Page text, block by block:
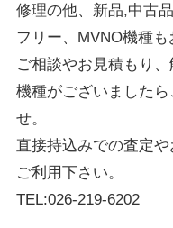
修理の他、新品,中古
フリー、MVNO機種も
ご相談やお見積もり
機種がございました
せ。
直接持込みでの査定
ご利用下さい。
TEL:026-219-6202